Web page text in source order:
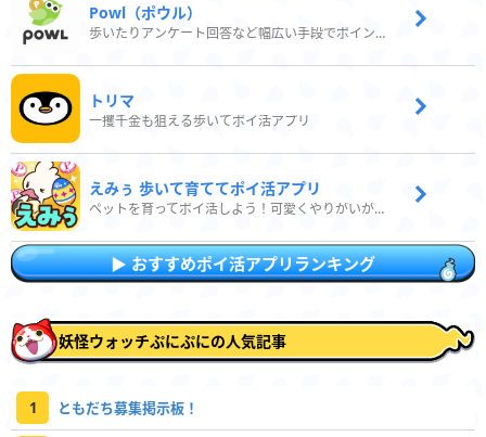
Powl（ポウル）
歩いたりアンケート回答など幅広い手段でポイントをゲット
トリマ
一攫千金も狙える歩いてポイ活アプリ
えみぅ 歩いて育ててポイ活アプリ
ペットを育ってポイ活しよう！可愛くやりがいがある新感覚アプリ
おすすめポイ活アプリランキング
妖怪ウォッチぷにぷにの人気記事
1 ともだち募集掲示板！